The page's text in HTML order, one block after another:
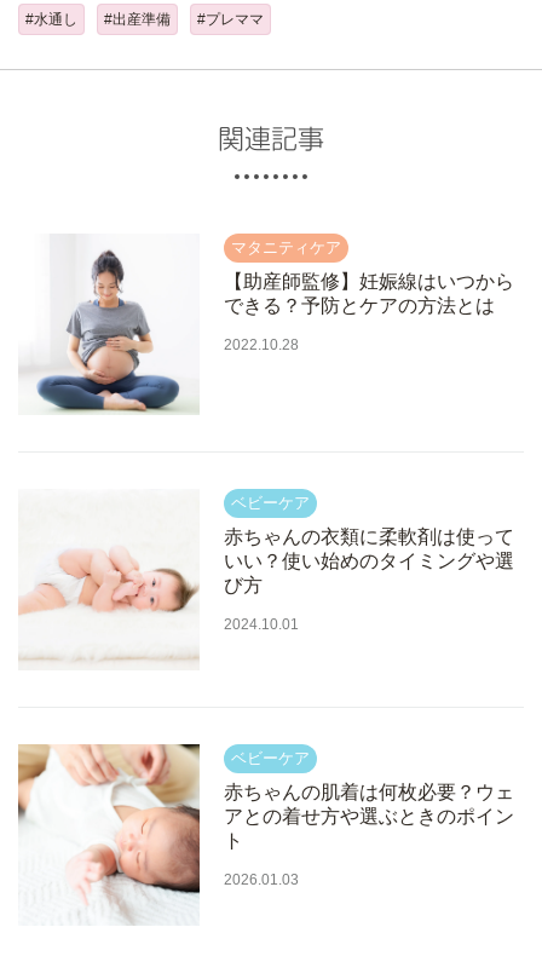
#水通し #出産準備 #プレママ
関連記事
【助産師監修】妊娠線はいつから
できる？予防とケアの方法とは
2022.10.28
赤ちゃんの衣類に柔軟剤は使って
いい？使い始めのタイミングや選
び方
2024.10.01
赤ちゃんの肌着は何枚必要？ウェ
アとの着せ方や選ぶときのポイン
ト
2026.01.03